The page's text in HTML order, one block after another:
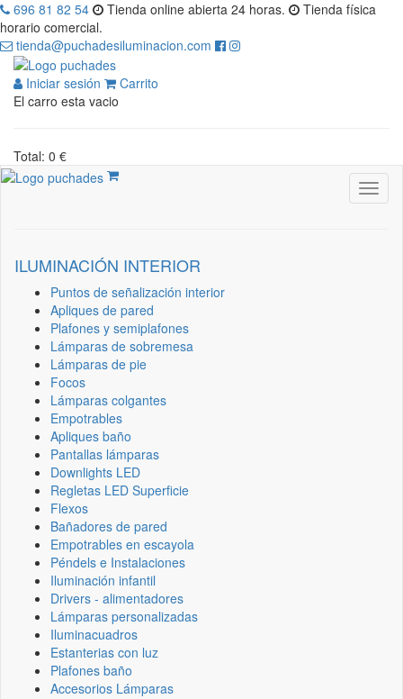
696 81 82 54 Tienda online abierta 24 horas.
Tienda física
horario comercial.
tienda@puchadesiluminacion.com
Iniciar sesión
Carrito
El carro esta vacio
Total: 0 €
ILUMINACIÓN INTERIOR
Puntos de señalización interior
Apliques de pared
Plafones y semiplafones
Lámparas de sobremesa
Lámparas de pie
Focos
Lámparas colgantes
Empotrables
Apliques baño
Pantallas lámparas
Downlights LED
Regletas LED Superficie
Flexos
Bañadores de pared
Empotrables en escayola
Péndels e Instalaciones
Iluminación infantil
Drivers - alimentadores
Lámparas personalizadas
Iluminacuadros
Estanterias con luz
Plafones baño
Accesorios Lámparas